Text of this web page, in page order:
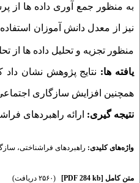
به منظور جمع آوری داده­ ها از
منظور تجزیه و تحلیل داده­ ها از
یافته ها: نتایج پژوهش نشان داد
همچنین افزایش سازگاری اجتماعی(0/
نتیجه گیری: ارائه راهبردهای
واژه‌های کلیدی: راهبردهای فراشناختی،
متن کامل [PDF 284 kb] (۲۵۶۰ دریافت)